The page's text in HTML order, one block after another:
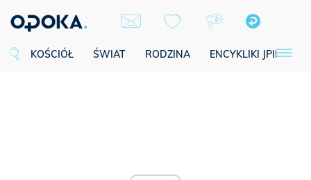
KOŚCIÓŁ ŚWIAT RODZINA ENCYKLIKI JPII